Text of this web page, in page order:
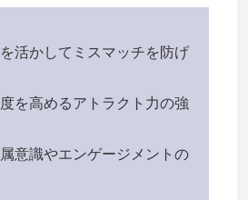
活かしてミスマッチを防げ
を高めるアトラクト力の強
意識やエンゲージメントの